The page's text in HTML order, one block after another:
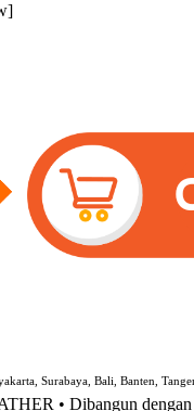
Surabaya, Bali, Banten,
• Dibangun dengan